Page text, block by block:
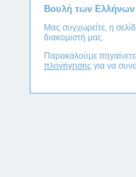
Βουλή των Ελλήνων
Μας συγχωρείτε, η
διακομιστή μας.
Παρακαλούμε
πλογήγησης για να